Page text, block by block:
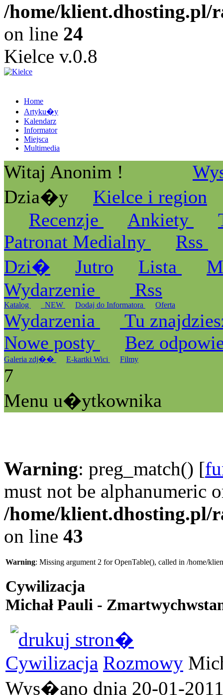
/home/klient.dhosting.pl/
on line 24
Kielce v.0.8
Home
Artyku�y
Kalendarz
Informator
Miejsca
Multimedia
Witaj Anonim !
Dzia�y
Kielce i region
Recenzje
Ankiety
Patronat Medialny
Rss
Dzi�
Jutro Lista
Wydarzenie
Rss
Katalog _NEW Dodaj do Informatora Oferta
Wydarzenia
Tu
Nowe posty
Bez
Galeria zdj�� E-kartki Wici Filmy
7
Menu u�ytkownika
Warning: preg_match() [
must not be alphanumeric
/home/klient.dhosting.pl/
on line 43
Warning: Missing argument 2 for OpenTable(), called in /home/
Cywilizacja
Michał Pauli -
Cywilizacja Rozmowy
Wys�ano dnia 20-01-